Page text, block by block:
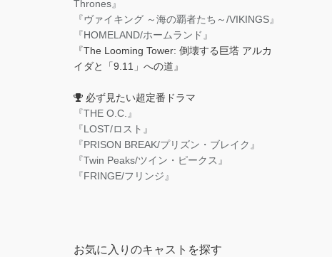
Thrones』
『ヴァイキング ～海の覇者たち～/VIKINGS』
『HOMELAND/ホームランド』
『The Looming Tower: 倒壊する巨塔 アルカ
イダと「9.11」への道』
必ず見たい超定番ドラマ
『THE O.C.』
『LOST/ロスト』
『PRISON BREAK/プリズン・ブレイク』
『Twin Peaks/ツイン・ピークス』
『FRINGE/フリンジ』
お気に入りのキャストを探す